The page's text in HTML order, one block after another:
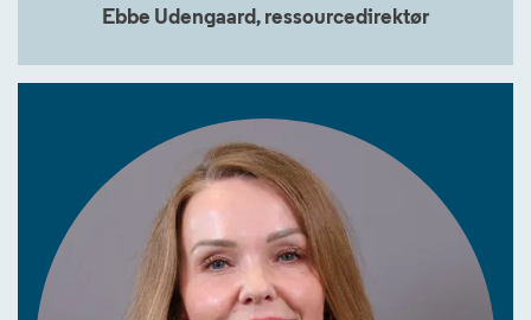
Ebbe Udengaard, ressourcedirektør